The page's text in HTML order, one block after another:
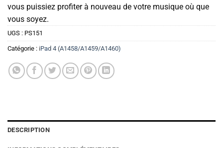
vous puissiez profiter à nouveau de votre musique où que
vous soyez.
UGS : PS151
Catégorie : iPad 4 (A1458/A1459/A1460)
DESCRIPTION